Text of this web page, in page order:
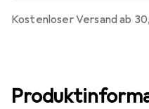
Kostenloser Versand ab